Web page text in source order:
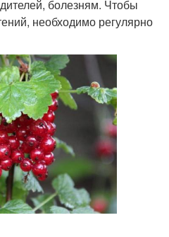
болезням. Чтобы
необходимо регулярно